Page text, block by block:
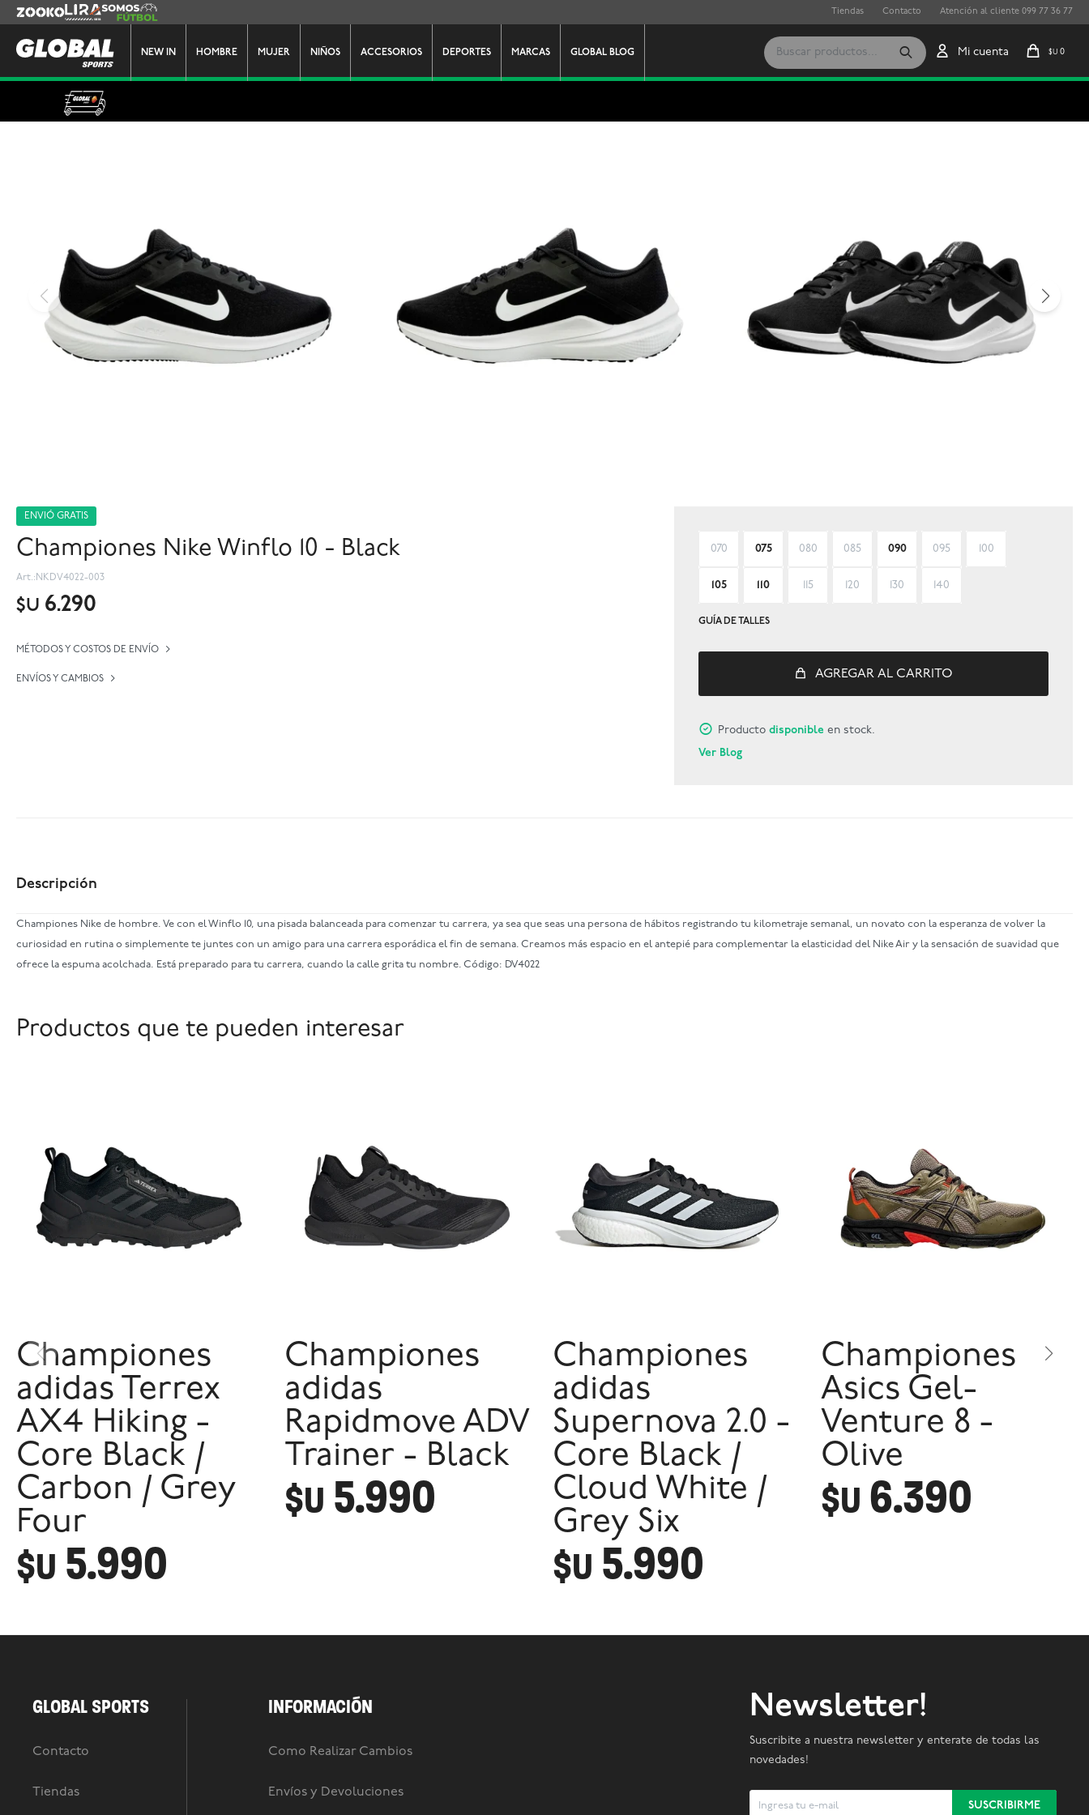
NEW IN HOMBRE MUJER NIÑOS ACCESORIOS DEPORTES MARCAS GLOBAL BLOG $U 0
Zooko Lira Somos Futbol Tiendas Contacto Atención al cliente 099 77 36 77
ENVIÓ GRATIS
Championes Nike Winflo 10 - Black
NKDV4022-003
$U 6.290
MÉTODOS Y COSTOS DE ENVÍO
ENVÍOS Y CAMBIOS
070 075 080 085 090 095 100
105 110 115 120 130 140
GUÍA DE TALLES
AGREGAR AL CARRITO
Productodisponible en stock.
Ver Blog
Descripción
Championes Nike de hombre. Ve con el Winflo 10, una pisada balanceada para comenzar tu carrera, ya sea que seas una persona de hábitos registrando tu kilometraje semanal, un novato con la esperanza de volver la
curiosidad en rutina o simplemente te juntes con un amigo para una carrera esporádica el fin de semana. Creamos más espacio en el antepié para complementar la elasticidad del Nike Air y la sensación de suavidad que
ofrece la espuma acolchada. Está preparado para tu carrera, cuando la calle grita tu nombre. Código: DV4022
Productos que te pueden interesar
Championes
adidas Terrex
AX4 Hiking -
Core Black /
Carbon / Grey
Four
$U 5.990
Championes
adidas
Rapidmove ADV
Trainer - Black
$U 5.990
Championes
adidas
Supernova 2.0 -
Core Black /
Cloud White /
Grey Six
$U 5.990
Championes
Asics Gel-
Venture 8 -
Olive
$U 6.390
GLOBAL SPORTS
Contacto
Tiendas
INFORMACIÓN
Como Realizar Cambios
Envíos y Devoluciones
Newsletter!
Suscribite a nuestra newsletter y enterate de todas las
novedades!
SUSCRIBIRME